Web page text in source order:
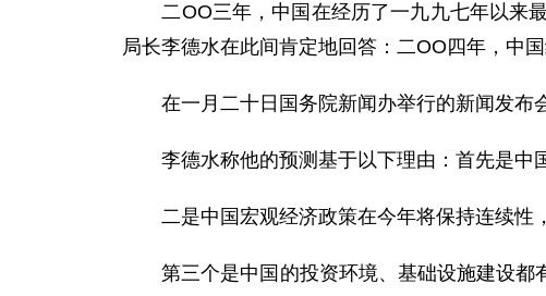
二OO三年，中国在经历了一九九七年以来最
局长李德水在此间肯定地回答：二OO四年，中
在一月二十日国务院新闻办举行的新闻发布会
李德水称他的预测基于以下理由：首先是中
二是中国宏观经济政策在今年将保持连续性
第三个是中国的投资环境、基础设施建设都